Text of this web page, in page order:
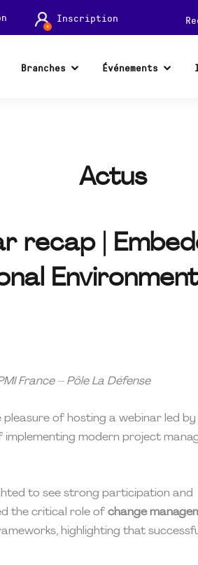
Inscription
Branches Événements
Actus
recap |
France – Pôle La Défense
pleasure of hosting a webinar led by
modern project
to see strong participation and
the critical role of change
highlighting that